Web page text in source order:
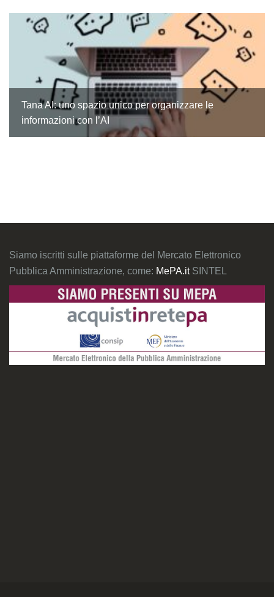
Tana AI: uno spazio unico per organizzare le
informazioni con l’AI
Siamo iscritti sulle piattaforme del Mercato Elettronico
Pubblica Amministrazione, come: MePA.it SINTEL